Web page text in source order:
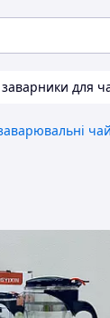
заварники для